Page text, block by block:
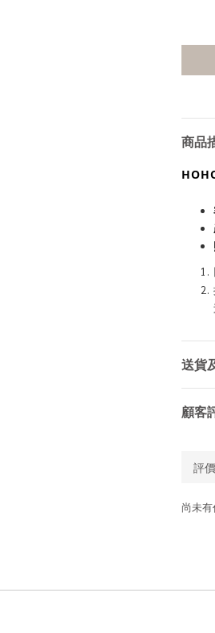
商品
送貨
顧客
尚未